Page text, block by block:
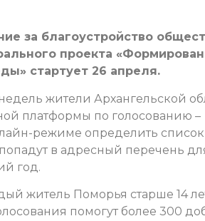
за благоустройство
проекта
стартует 26 апреля.
жители Архангельской
платформы по голосованию –
режиме определить
в адресный перечень
год.
житель Поморья старше 14
помогут более 300